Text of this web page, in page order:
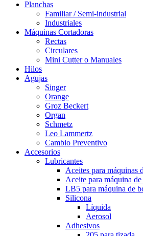
Planchas
Familiar / Semi-industrial
Industriales
Máquinas Cortadoras
Rectas
Circulares
Mini Cutter o Manuales
Hilos
Agujas
Singer
Orange
Groz Beckert
Organ
Schmetz
Leo Lammertz
Cambio Preventivo
Accesorios
Lubricantes
Aceites para máquinas
Aceite para máquina
LB5 para máquina de
Silicona
Líquida
Aerosol
Adhesivos